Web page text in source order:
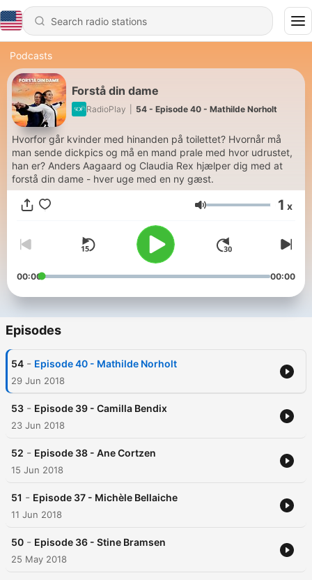
Podcasts
Forstå din dame
RadioPlay 54 - Episode 40 - Mathilde Norholt
Hvorfor går kvinder med hinanden på toilettet? Hvornår må
man sende dickpics og må en mand prale med hvor udrustet,
han er? Anders Aagaard og Claudia Rex hjælper dig med at
forstå din dame - hver uge med en ny gæst.
Volume 1 x
00:00 00:00
Episodes
54 - Episode 40 - Mathilde Norholt
29 Jun 2018
53 - Episode 39 - Camilla Bendix
23 Jun 2018
52 - Episode 38 - Ane Cortzen
15 Jun 2018
51 - Episode 37 - Michèle Bellaiche
11 Jun 2018
50 - Episode 36 - Stine Bramsen
25 May 2018